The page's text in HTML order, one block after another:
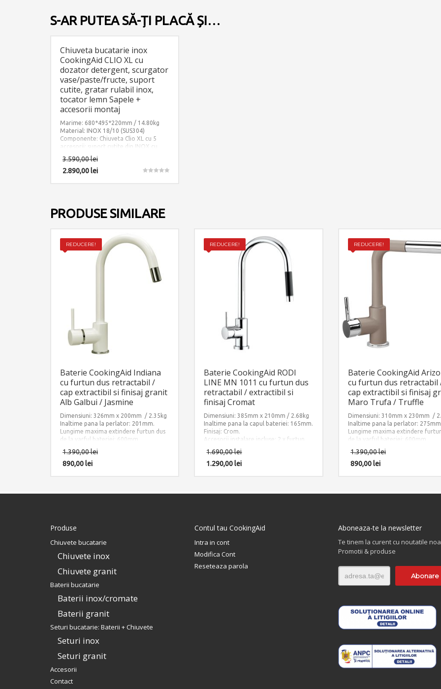
S-AR PUTEA SĂ-ȚI PLACĂ ȘI…
Chiuveta bucatarie inox
CookingAid CLIO XL cu
dozator detergent, scurgator
vase/paste/fructe, suport
cutite, gratar rulabil inox,
tocator lemn Sapele +
accesorii montaj
Marime: 680*495*220mm / 14.80kg
Material: INOX 18/10 (SUS304)
Componente: Chiuveta Clio XL cu 5
accesorii: suport cutite din INOX cu
recipient ABS + dozator detergent +
gratar rulabil inox + scurgator tavita
inox perforat + tocator lemn Sapele.
3.590,00lei
2.890,00lei
PRODUSE SIMILARE
REDUCERE!
Baterie CookingAid Indiana
cu furtun dus retractabil /
cap extractibil si finisaj granit
Alb Galbui / Jasmine
Dimensiuni: 326mm x 200mm / 2.35kg
Inaltime pana la perlator: 201mm.
Lungime maxima extindere furtun dus
de la varful bateriei: 600mm.
Accesorii instalare incluse: 2 x furtun
alimentare apa calda/rece si 1 x sistem
1.390,00lei
890,00lei
REDUCERE!
Baterie CookingAid RODI
LINE MN 1011 cu furtun dus
retractabil / extractibil si
finisaj Cromat
Dimensiuni: 385mm x 210mm / 2.68kg
Inaltime pana la capul bateriei: 165mm.
Finisaj: Crom.
Accesorii instalare incluse: 2 x furtun
contragreutate furtun dus.
1.690,00lei
1.290,00lei
REDUCERE!
Baterie CookingAid
cu furtun dus retractabil
cap extractibil si finisaj
Maro Trufa / Truffle
Dimensiuni: 310mm x 230mm /
Inaltime pana la perlator: 275mm.
Lungime maxima extindere
de la varful bateriei: 600mm.
TRUFFLE
Accesorii instalare incluse: 2 x
1.390,00lei
890,00lei
Produse
Chiuvete bucatarie
Chiuvete inox
Chiuvete granit
Baterii bucatarie
Baterii inox/cromate
Baterii granit
Seturi bucatarie: Baterii + Chiuvete
Seturi inox
Seturi granit
Accesorii
Contact
Contul tau CookingAid
Intra in cont
Modifica Cont
Reseteaza parola
Aboneaza-te la newsletter
Te tinem la curent cu noutatile
Promotii & produse